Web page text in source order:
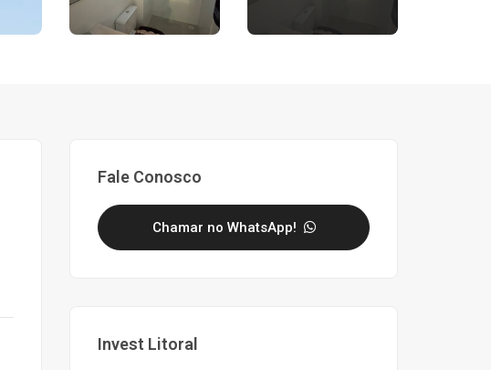
Fale Conosco
Chamar no WhatsApp!
Invest Litoral